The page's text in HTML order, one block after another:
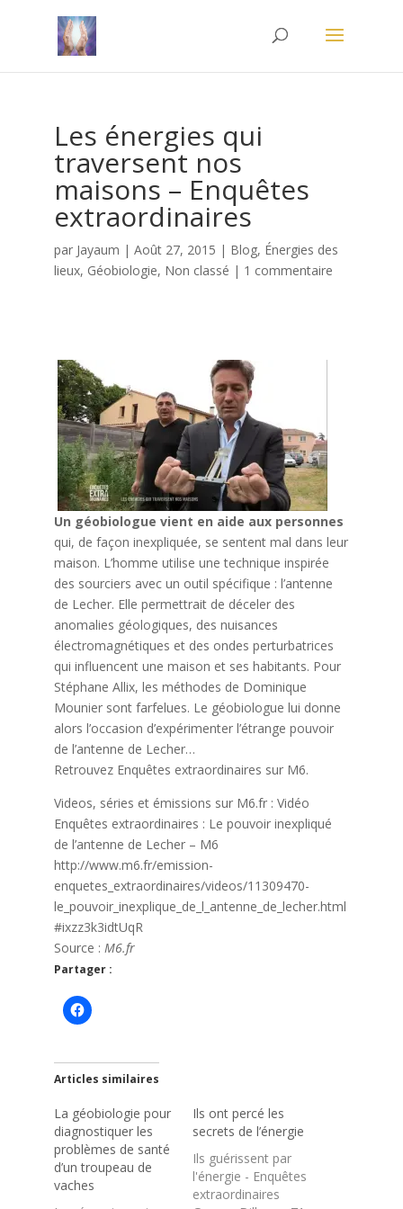
Les énergies qui
traversent nos
maisons – Enquêtes
extraordinaires
par Jayaum | Août 27, 2015 | Blog, Énergies des
lieux, Géobiologie, Non classé | 1 commentaire
Un géobiologue vient en aide aux personnes
qui, de façon inexpliquée, se sentent mal dans leur
maison. L’homme utilise une technique inspirée
des sourciers avec un outil spécifique : l’antenne
de Lecher. Elle permettrait de déceler des
anomalies géologiques, des nuisances
électromagnétiques et des ondes perturbatrices
qui influencent une maison et ses habitants. Pour
Stéphane Allix, les méthodes de Dominique
Mounier sont farfelues. Le géobiologue lui donne
alors l’occasion d’expérimenter l’étrange pouvoir
de l’antenne de Lecher…
Retrouvez Enquêtes extraordinaires sur M6.
Videos, séries et émissions sur M6.fr : Vidéo
Enquêtes extraordinaires : Le pouvoir inexpliqué
de l’antenne de Lecher – M6
http://www.m6.fr/emission-
enquetes_extraordinaires/videos/11309470-
le_pouvoir_inexplique_de_l_antenne_de_lecher.html
#ixzz3k3idtUqR
Source : M6.fr
Partager :
Articles similaires
La géobiologie pour
diagnostiquer les
problèmes de santé
d’un troupeau de
vaches
Ils ont percé les
secrets de l’énergie
Ils guérissent par
l'énergie - Enquêtes
extraordinaires